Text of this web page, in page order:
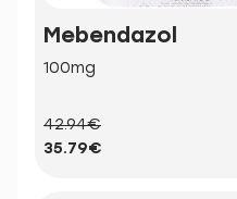
Mebendazol
100mg
42.94€
35.79€